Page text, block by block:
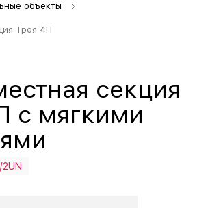
объекты
Троя 4П
секция
с мягкими